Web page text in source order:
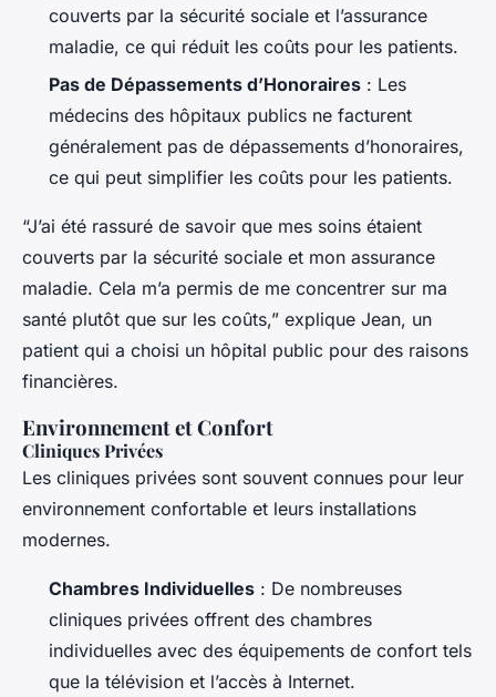
couverts par la sécurité sociale et l’assurance
maladie, ce qui réduit les coûts pour les patients.
Pas de Dépassements d’Honoraires : Les
médecins des hôpitaux publics ne facturent
généralement pas de dépassements d’honoraires,
ce qui peut simplifier les coûts pour les patients.
“J’ai été rassuré de savoir que mes soins étaient
couverts par la sécurité sociale et mon assurance
maladie. Cela m’a permis de me concentrer sur ma
santé plutôt que sur les coûts,” explique Jean, un
patient qui a choisi un hôpital public pour des raisons
financières.
Environnement et Confort
Cliniques Privées
Les cliniques privées sont souvent connues pour leur
environnement confortable et leurs installations
modernes.
Chambres Individuelles : De nombreuses
cliniques privées offrent des chambres
individuelles avec des équipements de confort tels
que la télévision et l’accès à Internet.